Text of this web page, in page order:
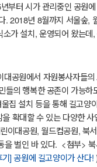
년부터 시가 관리중인 공원
. 2018년 8월까지 서울숲,
소가 설치,운영되어 왔는데,
공원에서 자원봉사자들
들의 행복한 공존이 가능하
집 설치 등을 통해 길고양
확대할 수 있는 다양한 사
이대공원, 월드컵공원,북
을 벌인 바 있다. <첨부>
] 공원에 길고양이가 산다!